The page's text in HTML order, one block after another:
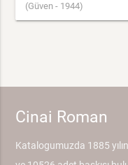
(Güven - 1944)
Cinai Roman
Katalogumuzda 1885